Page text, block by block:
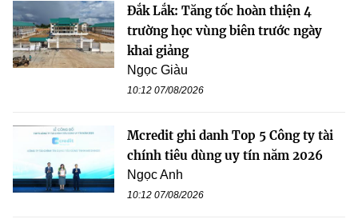
Đắk Lắk: Tăng tốc hoàn thiện 4
trường học vùng biên trước ngày
khai giảng
Ngọc Giàu
10:12 07/08/2026
Mcredit ghi danh Top 5 Công ty tài
chính tiêu dùng uy tín năm 2026
Ngọc Anh
10:12 07/08/2026